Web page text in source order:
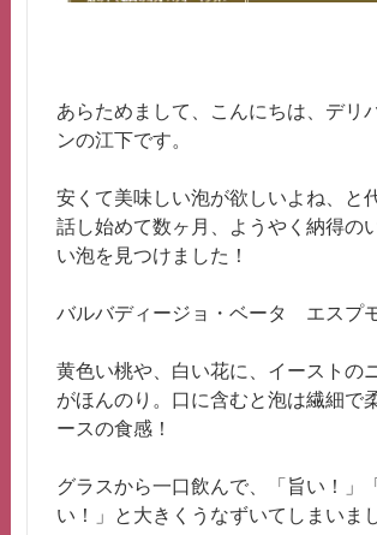
あらためまして、こんにちは、デリ
ンの江下です。
安くて美味しい泡が欲しいよね、と
話し始めて数ヶ月、ようやく納得の
い泡を見つけました！
バルバディージョ・ベータ エスプ
黄色い桃や、白い花に、イーストの
がほんのり。口に含むと泡は繊細で
ースの食感！
グラスから一口飲んで、「旨い！」
い！」と大きくうなずいてしまいま